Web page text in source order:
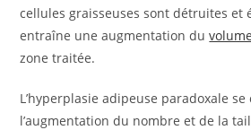
cellules graisseuses sont détruites et
entraîne une augmentation du
zone traitée.
L’hyperplasie adipeuse paradoxale
l’augmentation du nombre et de la